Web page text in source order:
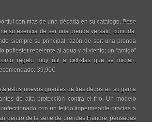
con más de una década en su catálogo. Pese
su esencia de ser una prenda versátil, cómoda,
siempre su principal razón de ser: una prenda
poliéster repelente al agua y al viento; un “amigo”
regalo muy útil a ciclistas que se inician.
39,90€
estos nuevos guantes de tres dedos en su gama
de alta protección contra el frío. Un modelo
con un tejido impermeable gracias a
dentro de la serie de prendas Fiandre, pensadas